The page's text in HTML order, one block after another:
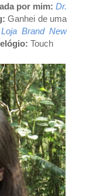
por mim: Dr.
: Ganhei de uma
Loja Brand New
Touch